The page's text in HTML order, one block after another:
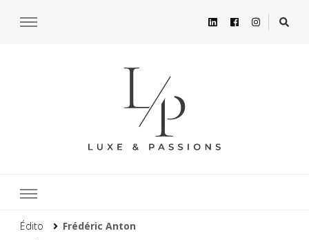
Édito Frédéric Anton